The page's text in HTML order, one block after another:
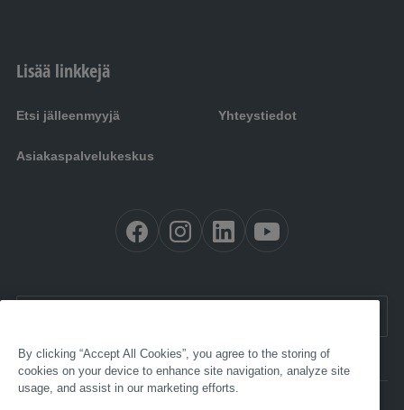
Lisää linkkejä
Etsi jälleenmyyjä Yhteystiedot
Asiakaspalvelukeskus
By clicking “Accept All Cookies”, you agree to the storing of
cookies on your device to enhance site navigation, analyze site
usage, and assist in our marketing efforts.